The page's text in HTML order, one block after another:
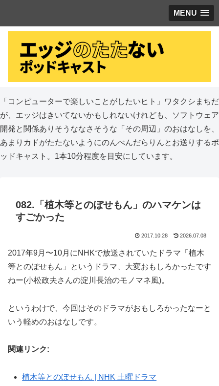
MENU
「コンピューターで楽しいことがしたいヒト」ワタクシまちだ
が、エッジはきいてないかもしれないけれども、ソフトウェア
開発と関係ありそうななさそうな「その周辺」のおはなしを、
あまりカドがたたないようにのんべんだらりんとお送りするポ
ッドキャスト。1本10分程度を目安にしています。
082.「植木等とのぼせもん」のハマケンは
すごかった
2017.10.28 2026.07.08
2017年9月〜10月にNHKで放送されていたドラマ「植木
等とのぼせもん」というドラマ、大変おもしろかったです
ねー(小松政夫さんの淀川長治のモノマネ風)。
というわけで、今回はそのドラマがおもしろかったなーと
いう軽めのおはなしです。
関連リンク:
植木等とのぼせもん | NHK 土曜ドラマ